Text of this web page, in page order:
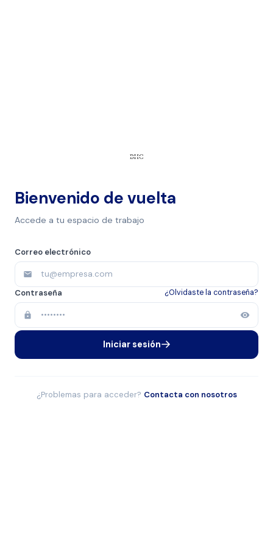
Bienvenido de vuelta
Accede a tu espacio de trabajo
Correo electrónico
Contraseña ¿Olvidaste la contraseña?
Iniciar sesión
¿Problemas para acceder? Contacta con nosotros